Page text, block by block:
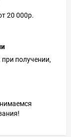
20 000р.
получении,